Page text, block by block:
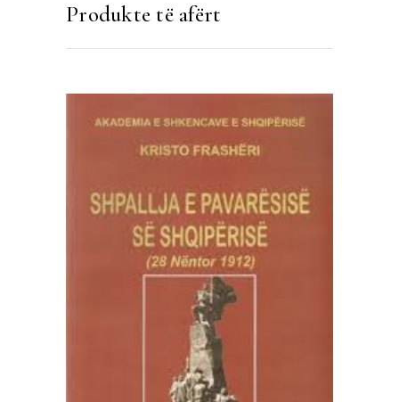
Produkte të afërt
SHTOJE NË SHPORTË